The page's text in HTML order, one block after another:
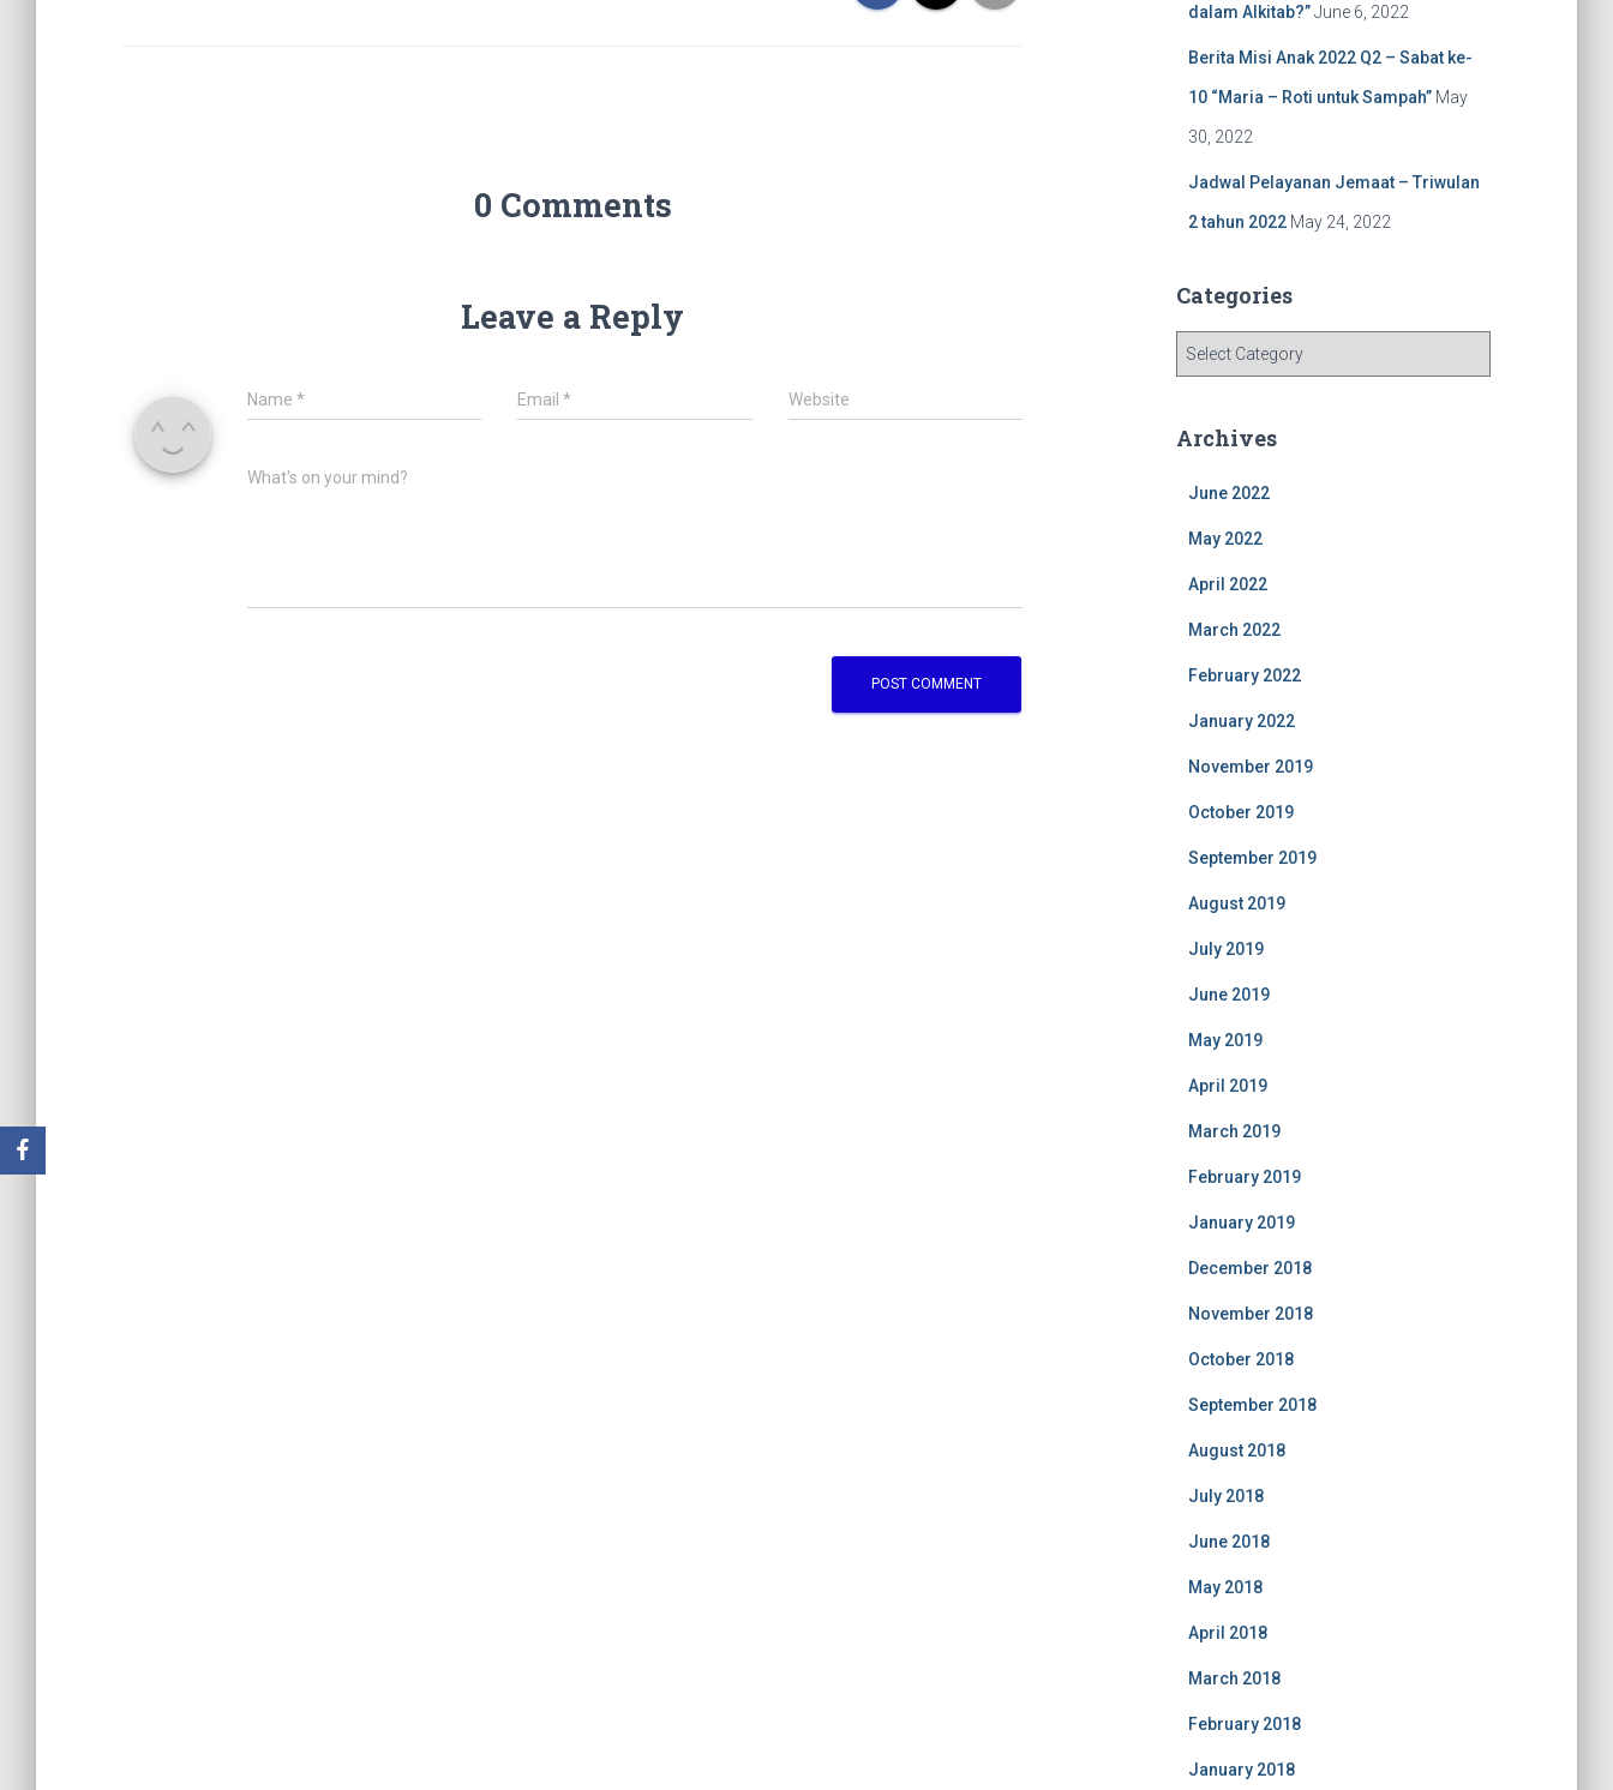
0 Comments
Leave a Reply
Name * Email* Website
What's on your mind?
dalam Alkitab?” June 6, 2022
Berita Misi Anak 2022 Q2 – Sabat ke-
10 “Maria – Roti untuk Sampah” May
30, 2022
Jadwal Pelayanan Jemaat – Triwulan
2 tahun 2022 May 24, 2022
Categories
gArchives
June 2022
May 2022
April 2022
March 2022
February 2022
January 2022
November 2019
October 2019
September 2019
August 2019
July 2019
June 2019
May 2019
April 2019
March 2019
February 2019
January 2019
December 2018
November 2018
October 2018
September 2018
August 2018
July 2018
June 2018
May 2018
April 2018
March 2018
February 2018
January 2018